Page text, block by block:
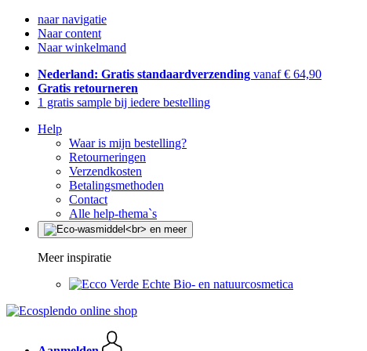
naar navigatie
Naar content
Naar winkelmand
Nederland: Gratis standaardverzending vanaf € 64,90
Gratis retourneren
1 gratis sample bij iedere bestelling
Help
Waar is mijn bestelling?
Retourneringen
Verzendkosten
Betalingsmethoden
Contact
Alle help-thema`s
Meer inspiratie
Echte Bio- en natuurcosmetica